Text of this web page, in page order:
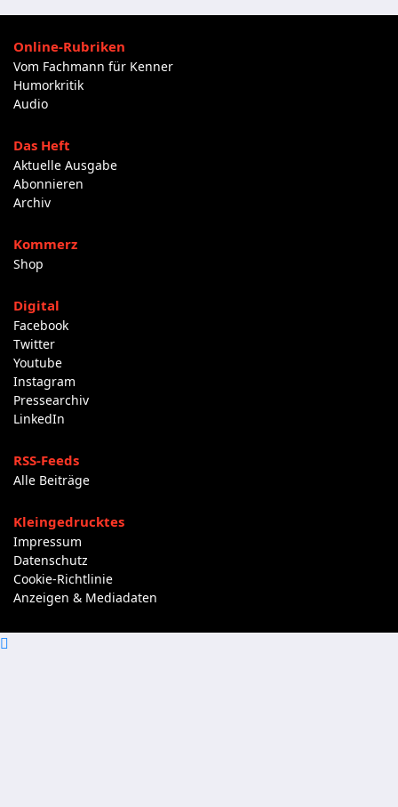
Online-Rubriken
Vom Fachmann für Kenner
Humorkritik
Audio
Das Heft
Aktuelle Ausgabe
Abonnieren
Archiv
Kommerz
Shop
Digital
Facebook
Twitter
Youtube
Instagram
Pressearchiv
LinkedIn
RSS-Feeds
Alle Beiträge
Kleingedrucktes
Impressum
Datenschutz
Cookie-Richtlinie
Anzeigen & Mediadaten